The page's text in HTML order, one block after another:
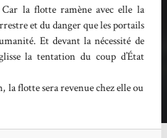
la flotte ramène avec elle la
et du danger que les portails
Et devant la nécessité de
la tentation du coup d’État
la flotte sera revenue chez elle ou